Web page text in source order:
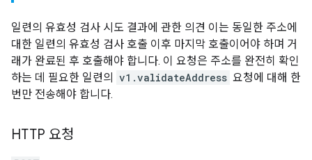
일련의 유효성 검사 시도 결과에 관한 의견 이는 동일한 주소에
대한 일련의 유효성 검사 호출 이후 마지막 호출이어야 하며 거
래가 완료된 후 호출해야 합니다. 이 요청은 주소를 완전히 확인
하는 데 필요한 일련의
v1.validateAddress 요청에 대해 한
번만 전송해야 합니다.
HTTP 요청